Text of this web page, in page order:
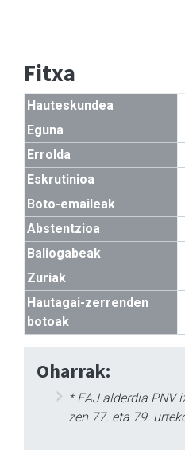
Fitxa
Hauteskundea
Eguna
Errolda
Eskrutinioa
Boto-emaileak
Abstentzioa
Baliogabeak
Zuriak
Hautagai-zerrenden
botoak
Oharrak:
* EAJ alderdia PNV
zen 77. eta 79.